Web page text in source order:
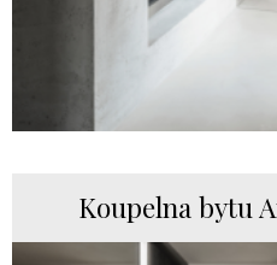
Koupelna bytu